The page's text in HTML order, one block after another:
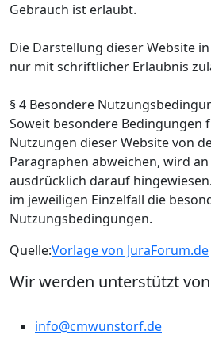
Gebrauch ist erlaubt.
Die Darstellung dieser Website
nur mit schriftlicher Erlaubnis
§ 4 Besondere
Soweit besondere Bedingungen
Nutzungen dieser Website von
Paragraphen abweichen, wird
ausdrücklich darauf
im jeweiligen Einzelfall die
Nutzungsbedingungen.
Quelle:Vorlage von JuraForum.de
Wir werden unterstützt
info@cmwunstorf.de